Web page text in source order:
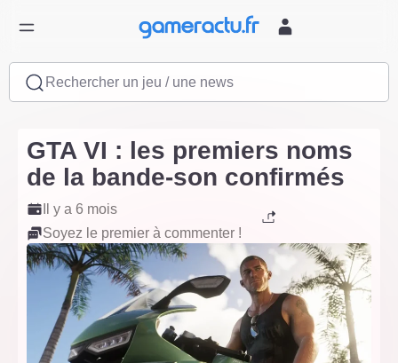
Rechercher un jeu / une news
GTA VI : les premiers noms
de la bande-son confirmés
Il y a 6 mois
Soyez le premier à commenter !